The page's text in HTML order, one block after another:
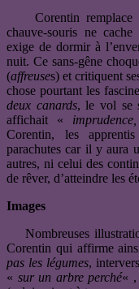
Corentin remplace
chauve-souris ne
exige de dormir à
nuit. Ce sans-gêne
(affreuses) et critiquent
chose pourtant les
deux canards, le vol se
affichait « i
Corentin, les
parachutes car il y aura
autres, ni celui des
de rêver, d’atteindre les
Images
Nombreuses
Corentin qui affirme
pas les légumes,
« sur un arbre perché« ,